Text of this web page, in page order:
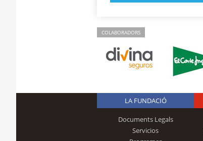
COLABORADORS
LA FUNDACIÓ
Documents Legals
Servicios